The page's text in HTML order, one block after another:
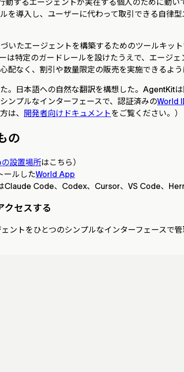
動するエージェントが実在する個人のために動
を導入し、ユーザーに代わって取引できる自律
いたエージェントを構築するためのツールキッ
は特定のガードレールを設けたうえで、エージ
配なく、割引や数量限定の販売を実施できるよう
。日本語への自然な翻訳を構想した。AgentKit
ンプルなインターフェースで、認証済みのWorld
は、
開発者向けドキュメントをご覧ください。）
の
設置場所はこちら）
ールしたWorld App
Claude Code、Codex、Cursor、VS Code、
クセスする
ントをひとつのシンプルなインターフェースで